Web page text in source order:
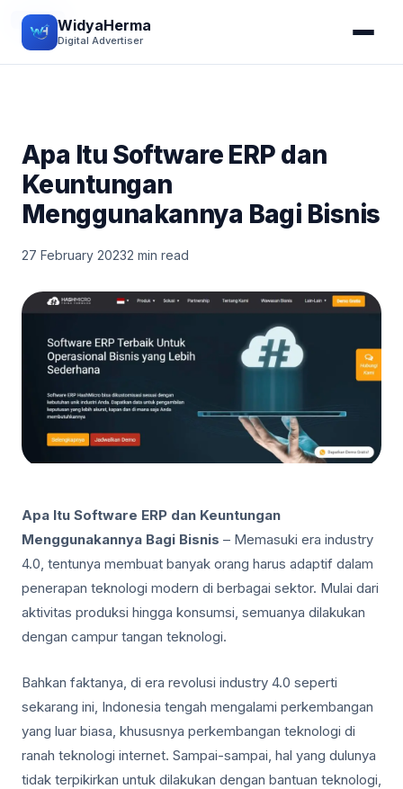
WidyaHerma
Digital Advertiser
BISNIS
Apa Itu Software ERP dan
Keuntungan
Menggunakannya Bagi Bisnis
27 February 20232 min read
Apa Itu Software ERP dan Keuntungan
Menggunakannya Bagi Bisnis – Memasuki era industry
4.0, tentunya membuat banyak orang harus adaptif dalam
penerapan teknologi modern di berbagai sektor. Mulai dari
aktivitas produksi hingga konsumsi, semuanya dilakukan
dengan campur tangan teknologi.
Bahkan faktanya, di era revolusi industry 4.0 seperti
sekarang ini, Indonesia tengah mengalami perkembangan
yang luar biasa, khususnya perkembangan teknologi di
ranah teknologi internet. Sampai-sampai, hal yang dulunya
tidak terpikirkan untuk dilakukan dengan bantuan teknologi,